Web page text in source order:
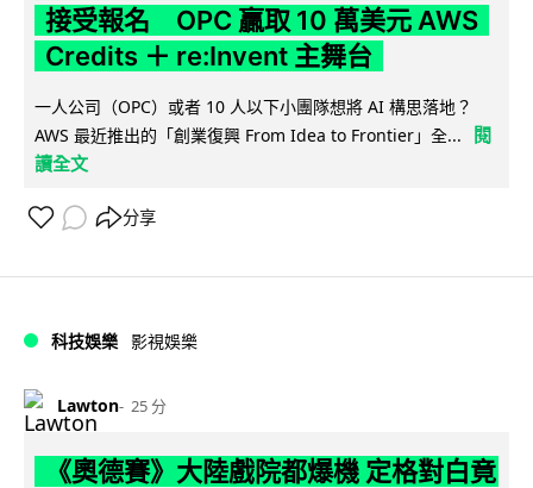
接受報名 OPC 贏取 10 萬美元 AWS
Credits ＋ re:Invent 主舞台
一人公司（OPC）或者 10 人以下小團隊想將 AI 構思落地？
AWS 最近推出的「創業復興 From Idea to Frontier」全...
閱
讀全文
分享
科技娛樂 影視娛樂
Lawton 25 分
《奧德賽》大陸戲院都爆機 定格對白竟